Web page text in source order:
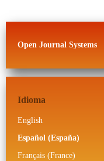
Open Journal Systems
Idioma
English
Español (España)
Français (France)